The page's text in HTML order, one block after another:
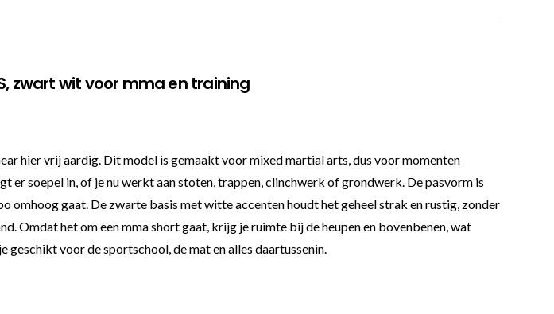
zwart wit voor mma en training
hier vrij aardig. Dit model is gemaakt voor mixed martial arts, dus voor momenten
er soepel in, of je nu werkt aan stoten, trappen, clinchwerk of grondwerk. De pasvorm is
gaat. De zwarte basis met witte accenten houdt het geheel strak en rustig, zonder
Omdat het om een mma short gaat, krijg je ruimte bij de heupen en bovenbenen, wat
voor de sportschool, de mat en alles daartussenin.